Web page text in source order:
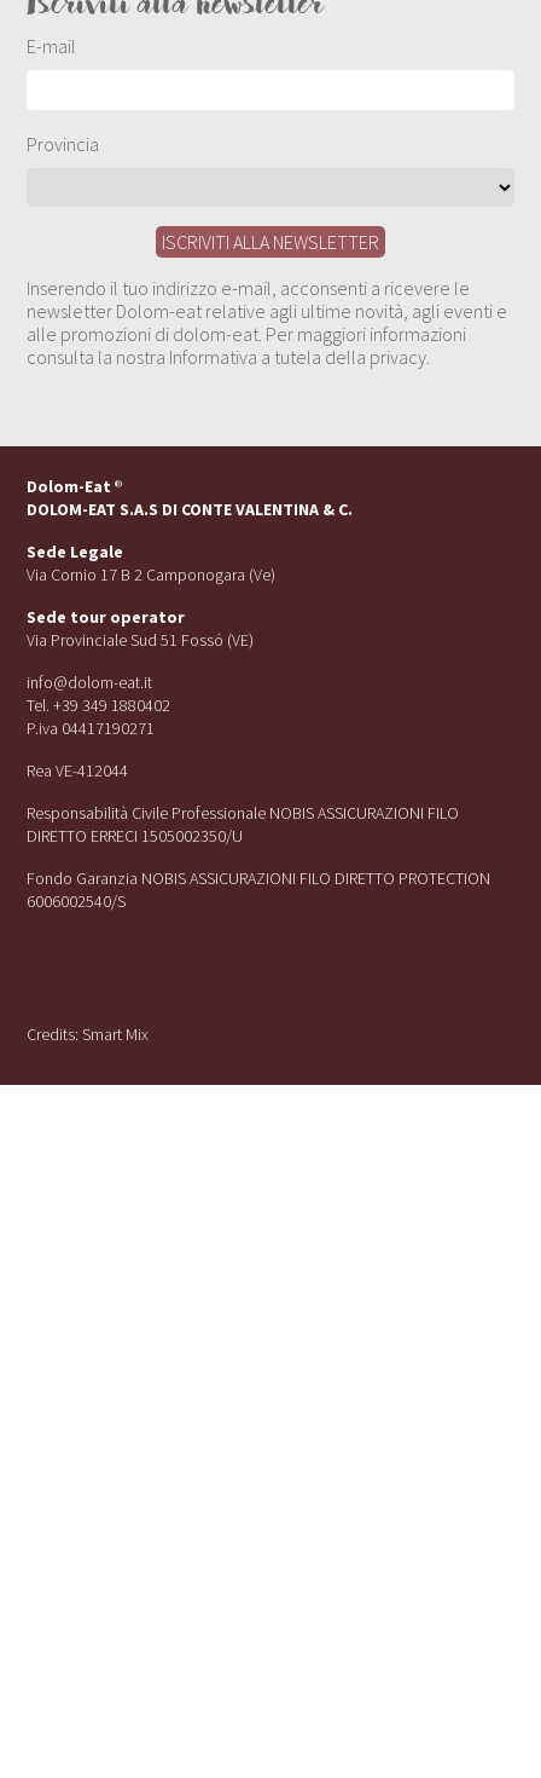
E-mail
Provincia
Inserendo il tuo indirizzo e-mail, acconsenti a ricevere le
newsletter Dolom-eat relative agli ultime novità, agli eventi e
alle promozioni di dolom-eat. Per maggiori informazioni
consulta la nostra Informativa a tutela della privacy.
Dolom-Eat ®
DOLOM-EAT S.A.S DI CONTE VALENTINA & C.
Sede Legale
Via Cornio 17 B 2 Camponogara (Ve)
Sede tour operator
Via Provinciale Sud 51 Fossó (VE)
info@dolom-eat.it
Tel. +39 349 1880402
P.iva 04417190271
Rea VE-412044
Responsabilità Civile Professionale NOBIS ASSICURAZIONI FILO
DIRETTO ERRECI 1505002350/U
Fondo Garanzia NOBIS ASSICURAZIONI FILO DIRETTO PROTECTION
6006002540/S
Credits:Smart Mix